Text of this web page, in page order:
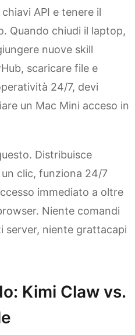
API e tenere il
Quando chiudi il laptop,
nuove skill
scaricare file e
24/7, devi
un Mac Mini acceso in
Distribuisce
clic, funziona 24/7
immediato a oltre
Niente comandi
server, niente grattacapi
Kimi Claw vs.